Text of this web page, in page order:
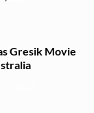
Gresik Movie